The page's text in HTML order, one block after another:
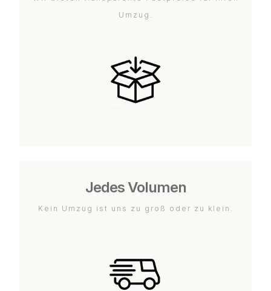
Umzug.
Jedes Volumen
Kein Umzug ist uns zu groß oder zu klein.